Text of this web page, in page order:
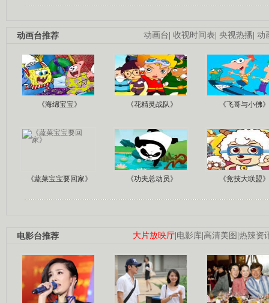
动画台| 收视时间表| 央视热播| 动
动画台推荐
《海绵宝宝》 《花精灵战队》 《飞哥与小佛》
《蔬菜宝宝要回家》 《功夫总动员》 《竞技大联盟》
大片放映厅|电影库|高清美图 |热辣资
电影台推荐